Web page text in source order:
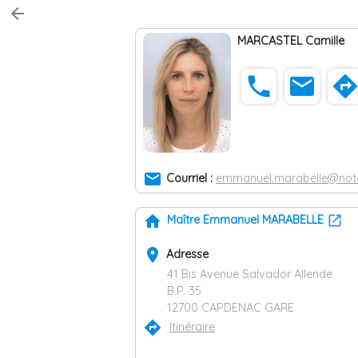
arrow_back
MARCASTEL Camille
phone email directions
email Courriel :
home Maître Emmanuel MARABELLE
place Adresse
41 Bis Avenue Salvador Allende
B.P. 35
12700 CAPDENAC GARE
directions Itinéraire